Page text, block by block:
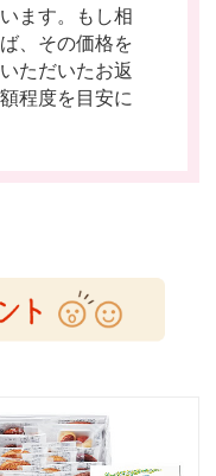
ます。もし相
、その価格を
ただいたお返
程度を目安に